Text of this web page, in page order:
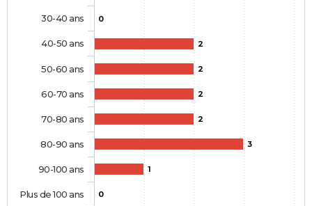
0
2
2
2
2
3
1
0
30-40 ans
40-50 ans
50-60 ans
60-70 ans
70-80 ans
80-90 ans
90-100 ans
Plus de 100 ans